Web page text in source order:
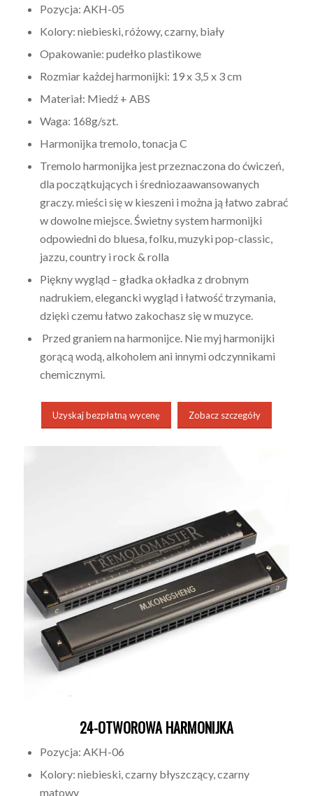
Pozycja: AKH-05
Kolory: niebieski, różowy, czarny, biały
Opakowanie: pudełko plastikowe
Rozmiar każdej harmonijki: 19 x 3,5 x 3 cm
Materiał: Miedź + ABS
Waga: 168g/szt.
Harmonijka tremolo, tonacja C
Tremolo harmonijka jest przeznaczona do ćwiczeń,
dla początkujących i średniozaawansowanych
graczy. mieści się w kieszeni i można ją łatwo zabrać
w dowolne miejsce. Świetny system harmonijki
odpowiedni do bluesa, folku, muzyki pop-classic,
jazzu, country i rock & rolla
Piękny wygląd – gładka okładka z drobnym
nadrukiem, elegancki wygląd i łatwość trzymania,
dzięki czemu łatwo zakochasz się w muzyce.
Przed graniem na harmonijce. Nie myj harmonijki
gorącą wodą, alkoholem ani innymi odczynnikami
chemicznymi.
Uzyskaj bezpłatną wycenę Zobacz szczegóły
24-OTWOROWA HARMONIJKA
Pozycja: AKH-06
Kolory: niebieski, czarny błyszczący, czarny
matowy